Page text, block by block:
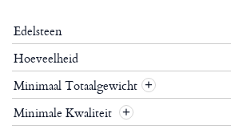
Edelsteen
Hoeveelheid
Minimaal Totaalgewicht +
Minimale Kwaliteit
+